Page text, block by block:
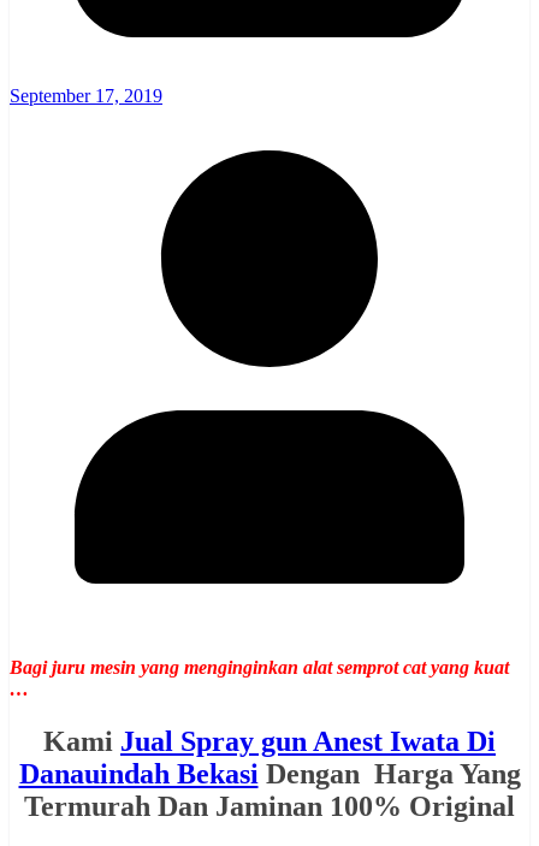
September 17, 2019
Bagi juru mesin yang menginginkan alat semprot cat yang kuat
…
Kami Jual Spray gun Anest Iwata Di
Danauindah BekasiDengan Harga Yang
Termurah Dan Jaminan 100% Original